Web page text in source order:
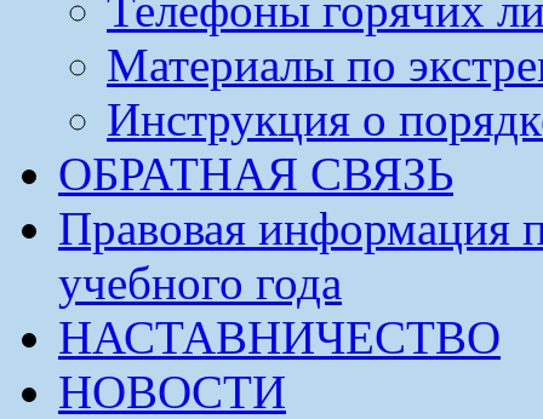
Материалы по
Инструкция о
ОБРАТНАЯ СВЯЗЬ
Правовая информация
учебного года
НАСТАВНИЧЕСТВО
НОВОСТИ